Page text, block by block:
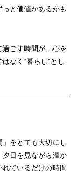
と価値があるかも
ごす時間が、心を
なく“暮らし”とし
をとても大切にし
日を見ながら温か
ているだけの時間